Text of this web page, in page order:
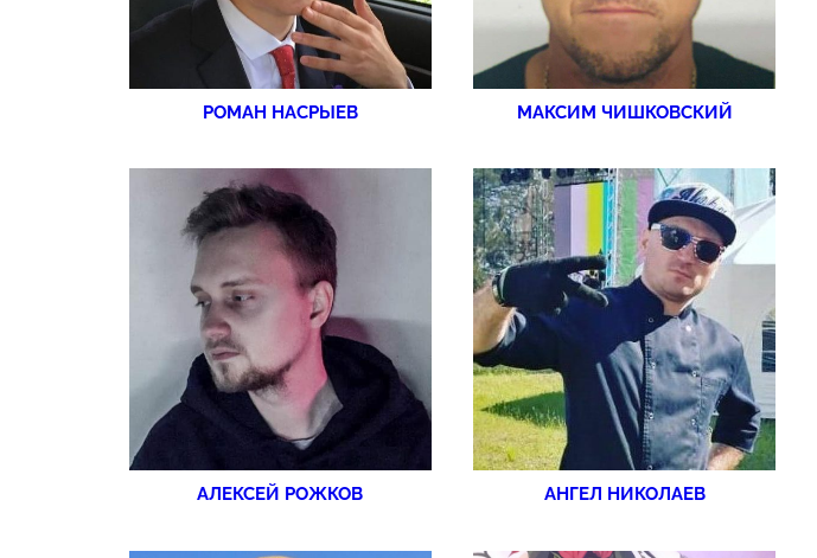
РОМАН НАСРЫЕВ МАКСИМ ЧИШКОВСКИЙ
АЛЕКСЕЙ РОЖКОВ АНГЕЛ НИКОЛАЕВ